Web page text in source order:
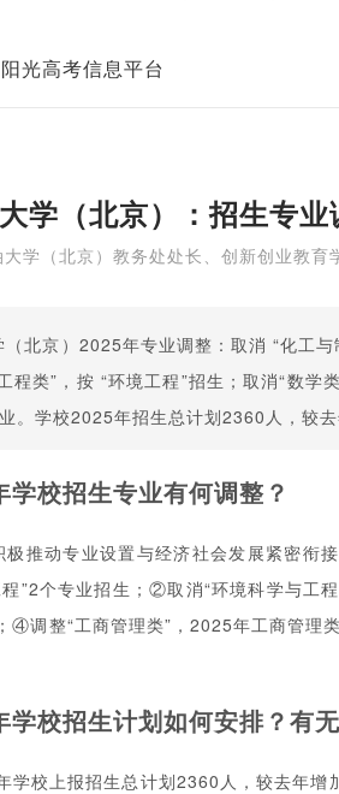
光高考信息平台
学（北京）：招生专
学（北京）教务处处长、创新创业教育
北京）2025年专业调整：取消 “化工
程类”，按 “环境工程”招生；取消“数
。学校2025年招生总计划2360人，较
学校招生专业有何调整？
极推动专业设置与经济社会发展紧密衔
程”2个专业招生；②取消“环境科学与工
④调整“工商管理类”，2025年工商管理
学校招生计划如何安排？有
学校上报招生总计划2360人，较去年增
为考生办实事——河南省2024年全国普通高校招生志愿填报咨询会圆满举行